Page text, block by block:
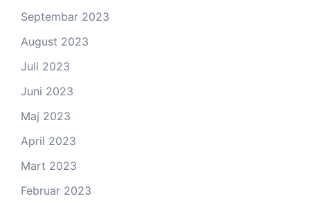
Septembar 2023
August 2023
Juli 2023
Juni 2023
Maj 2023
April 2023
Mart 2023
Februar 2023